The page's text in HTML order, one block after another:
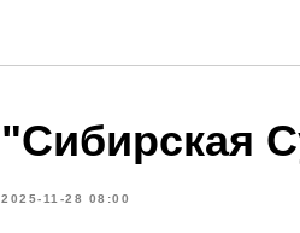
"Сибирская
2025-11-28 08:00